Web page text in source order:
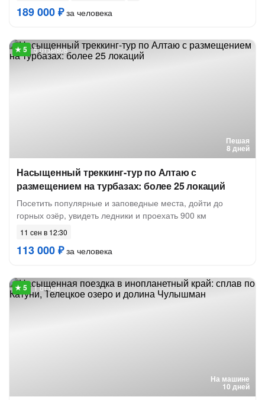
189 000 ₽за человека
Пешая
8 дней
5 отзывов
Насыщенный треккинг-тур по Алтаю с
размещением на турбазах: более 25 локаций
Посетить популярные и заповедные места, дойти до
горных озёр, увидеть ледники и проехать 900 км
11 сен в 12:30
113 000 ₽за человека
На машине
10 дней
1 отзыв